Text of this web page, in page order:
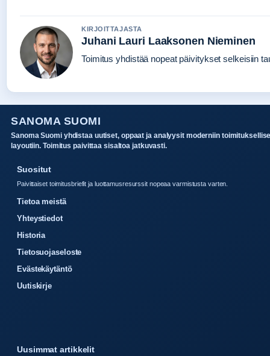
KIRJOITTAJASTA
Juhani Lauri Laaksonen Nieminen
Toimitus yhdistää nopeat päivitykset selkeisiin
SANOMA SUOMI
Sanoma Suomi yhdistaa uutiset, oppaat ja analyysit moderniin
layoutiin. Toimitus paivittaa sisaltoa jatkuvasti.
Suositut
Paivittaiset toimitusbriefit ja luottamusresurssit nopeaa varmistusta varten.
Tietoa meistä
Yhteystiedot
Historia
Tietosuojaseloste
Evästekäytäntö
Uutiskirje
Uusimmat artikkelit